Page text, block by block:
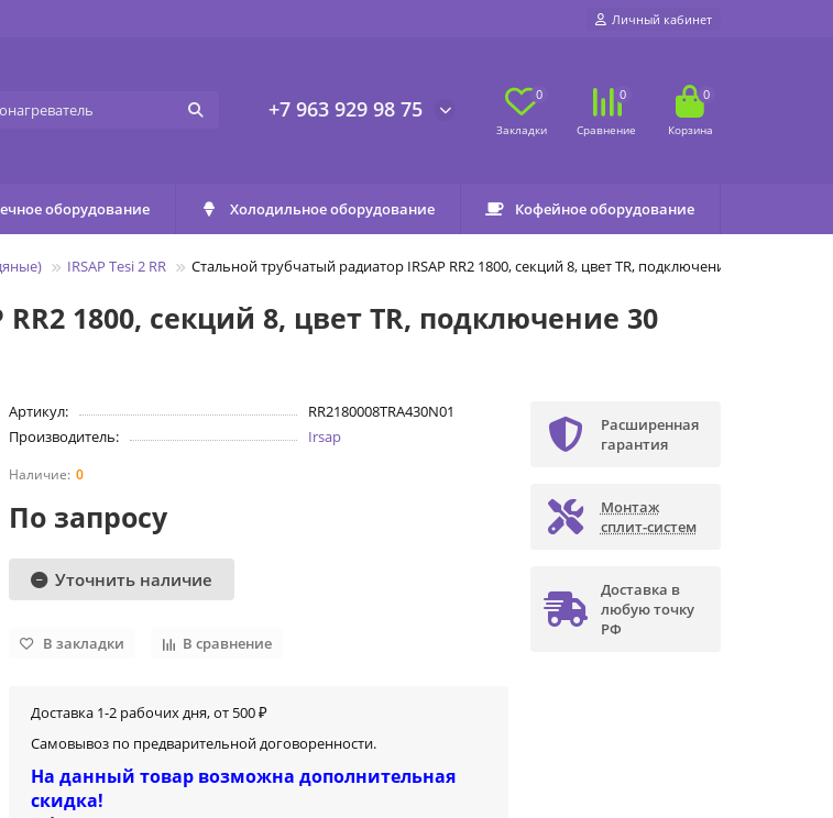
Личный кабинет
+7 963 929 98 75
0 0 0
оборудование Холодильное оборудование Кофейное оборудование
IRSAP Tesi 2 RR Стальной трубчатый радиатор IRSAP RR2 1800, секций 8, цвет TR, подключение 30
1800, секций 8, цвет TR, подключение 30
Артикул:
RR2180008TRA430N01
Производитель:
Irsap
0
По запросу
Уточнить наличие
В закладки В сравнение
Доставка 1-2 рабочих дня, от 500 ₽
Самовывоз по предварительной договоренности.
На данный товар возможна дополнительная
скидка!
Расширенная
гарантия
Монтаж
сплит-систем
Доставка в
любую точку
РФ